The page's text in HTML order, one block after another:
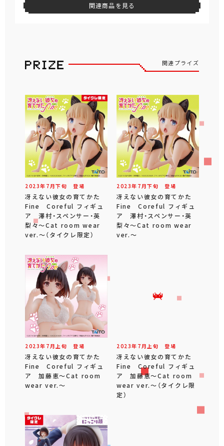
関連商品を見る
関連プライズ
2023年 7 月下旬 登場
冴えない彼女の育てかた
Fine Coreful フィギュ
ア 澤村・スペンサー・英
梨々～Cat room wear
ver.～（タイクレ限定）
2023年 7 月下旬 登場
冴えない彼女の育てかた
Fine Coreful フィギュ
ア 澤村・スペンサー・英
梨々～Cat room wear
ver.～
2023年 7 月 上旬 登場
冴えない彼女の育てかた
Fine Coreful フィギュ
ア 加藤恵～Cat room
wear ver.～
2023年 7 月 上旬 登場
冴えない彼女の育てかた
Fine Coreful フィギュ
ア 加藤恵～Cat room
wear ver.～（タイクレ限
定）